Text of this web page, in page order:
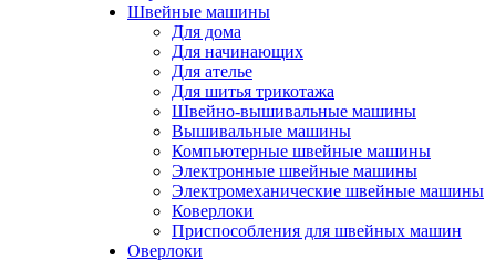
Швейные машины
Для дома
Для начинающих
Для ателье
Для шитья трикотажа
Швейно-вышивальные машины
Вышивальные машины
Компьютерные швейные машины
Электронные швейные машины
Электромеханические швейные машины
Коверлоки
Приспособления для швейных машин
Оверлоки